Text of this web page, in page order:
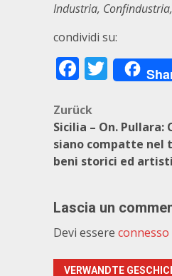
Industria,
condividi su:
Zurück
Sicilia – On.
siano compatte nel
beni storici ed
Lascia un
Devi essere connesso
VERWANDTE